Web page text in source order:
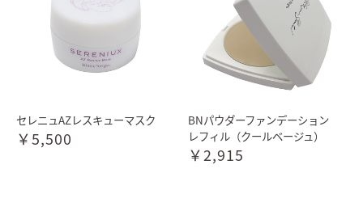
セレニュAZレスキューマスク
￥5,500
BNパウダーファンデーション
レフィル（クールベージュ）
￥2,915